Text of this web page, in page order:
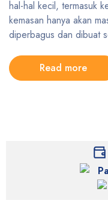
hal-hal kecil, termasuk
kemasan hanya akan
diperbagus dan dibuat
Read more